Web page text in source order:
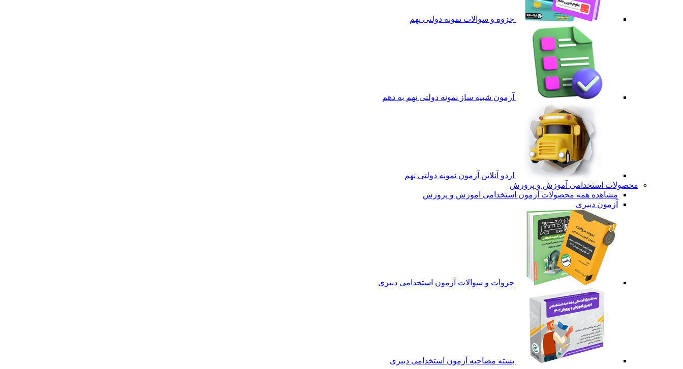
جزوه و سوالات نمونه دولتی نهم
آزمون شبیه ساز نمونه دولتی نهم به دهم
اردو آنلاین آزمون نمونه دولتی نهم
محصولات استخدامی آموزش و پرورش
مشاهده همه محصولات آزمون استخدامی اموزش و پرورش
آزمون دبیری
جزوات و سوالات آزمون استخدامی دبیری
بسته مصاحبه آزمون استخدامی دبیری